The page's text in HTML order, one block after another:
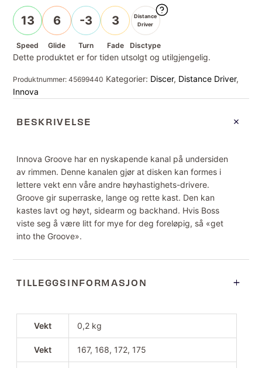
13
Speed
6
Glide
-3
Turn
3
Fade
Distance
Driver
Disctype
Dette produktet er for tiden utsolgt og utilgjengelig.
Produktnummer:45699440 Kategorier: Discer, Distance Driver,
Innova
BESKRIVELSE
Innova Groove har en nyskapende kanal på undersiden
av rimmen. Denne kanalen gjør at disken kan formes i
lettere vekt enn våre andre høyhastighets-drivere.
Groove gir superraske, lange og rette kast. Den kan
kastes lavt og høyt, sidearm og backhand. Hvis Boss
viste seg å være litt for mye for deg foreløpig, så «get
into the Groove».
TILLEGGSINFORMASJON
Vekt 0,2 kg
Vekt 167, 168, 172, 175